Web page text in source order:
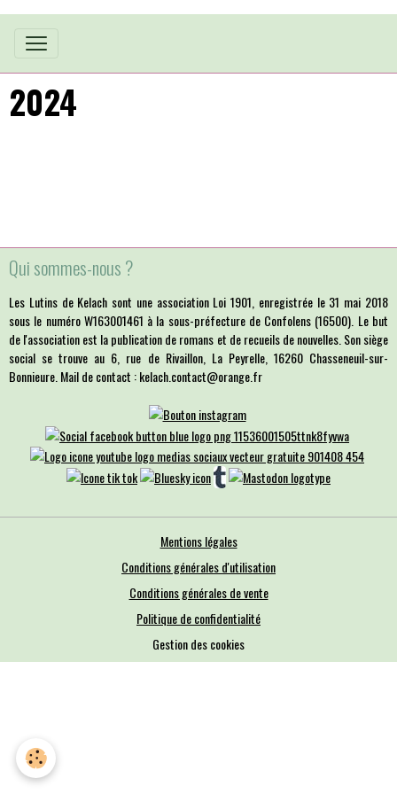
2024
Qui sommes-nous ?
Les Lutins de Kelach sont une association Loi 1901, enregistrée le 31 mai 2018
sous le numéro W163001461 à la sous-préfecture de Confolens (16500). Le but
de l'association est la publication de romans et de recueils de nouvelles. Son siège
social se trouve au 6, rue de Rivaillon, La Peyrelle, 16260 Chasseneuil-sur-
Bonnieure. Mail de contact : kelach.contact@orange.fr
Mentions légales
Conditions générales d'utilisation
Conditions générales de vente
Politique de confidentialité
Gestion des cookies